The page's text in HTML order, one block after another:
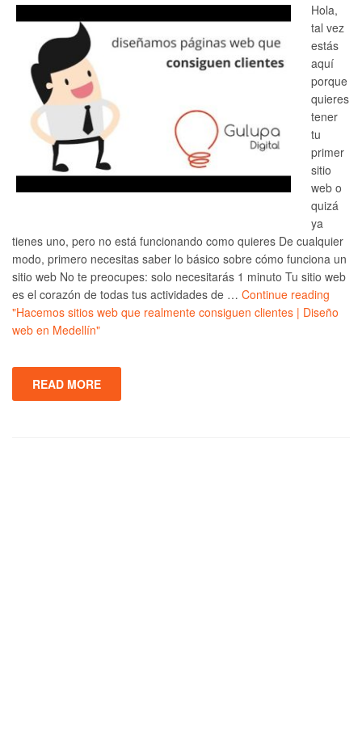
Hola,
tal vez
estás
aquí
porque
quieres
tener
tu
primer
sitio
web o
quizá
ya
tienes uno, pero no está funcionando como quieres De cualquier
modo, primero necesitas saber lo básico sobre cómo funciona un
sitio web No te preocupes: solo necesitarás 1 minuto Tu sitio web
es el corazón de todas tus actividades de … Continue reading
"Hacemos sitios web que realmente consiguen clientes | Diseño
web en Medellín"
READ MORE